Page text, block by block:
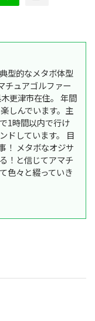
型的なメタボ体型
チュアゴルファー
更津市在住。 年間
しんでいます。主
1時間以内で行け
ドしています。 目
！ メタボなオジサ
！と信じてアマチ
色々と綴っていき